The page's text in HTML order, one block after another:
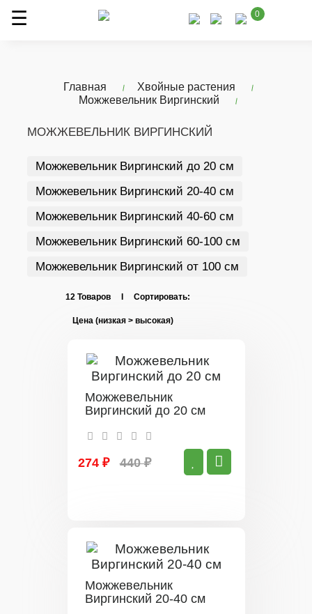
0
Главная
Хвойные растения
Можжевельник Виргинский
МОЖЖЕВЕЛЬНИК ВИРГИНСКИЙ
Можжевельник Виргинский до 20 см
Можжевельник Виргинский 20-40 см
Можжевельник Виргинский 40-60 см
Можжевельник Виргинский 60-100 см
Можжевельник Виргинский от 100 см
12 Товаров I Сортировать:
Можжевельник
Виргинский до 20 см
274 ₽ 440 ₽
Можжевельник
Виргинский 20-40 см